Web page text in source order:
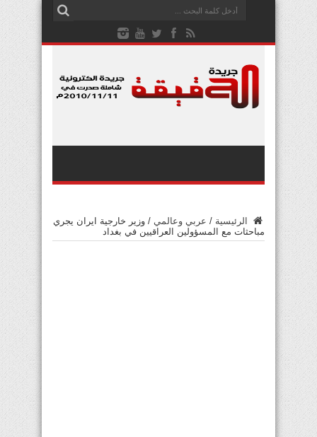
الرئيسية / عربي وعالمي / وزير خارجية ايران يجري
مباحثات مع المسؤولين العراقيين في بغداد